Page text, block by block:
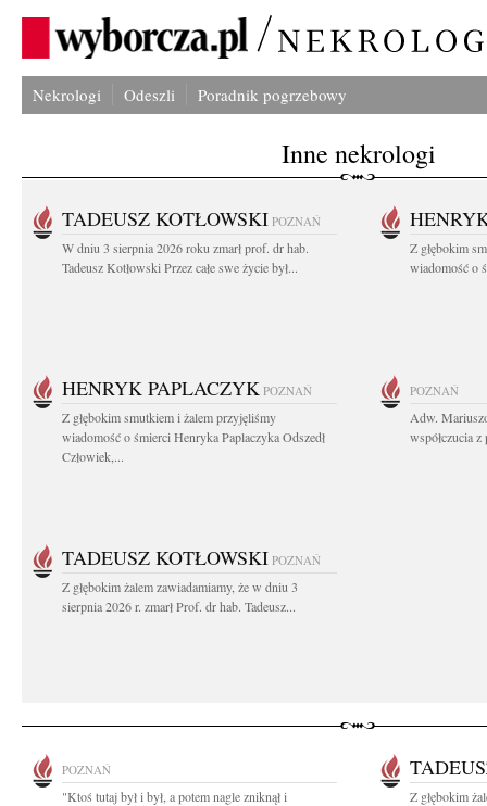
Nekrologi Odeszli Poradnik pogrzebowy
Inne nekrologi
TADEUSZ KOTŁOWSKI POZNAŃ
W dniu 3 sierpnia 2026 roku zmarł prof. dr hab.
Tadeusz Kotłowski Przez całe swe życie był...
Z głębokim
wiadomość o
HENRYK PAPLACZYK POZNAŃ
Z głębokim smutkiem i żalem przyjęliśmy
wiadomość o śmierci Henryka Paplaczyka Odszedł
Człowiek,...
POZNAŃ
Adw.
współczucia
TADEUSZ KOTŁOWSKI POZNAŃ
Z głębokim żalem zawiadamiamy, że w dniu 3
sierpnia 2026 r. zmarł Prof. dr hab. Tadeusz...
POZNAŃ
"Ktoś tutaj był i był, a potem nagle zniknął i
Z głębokim